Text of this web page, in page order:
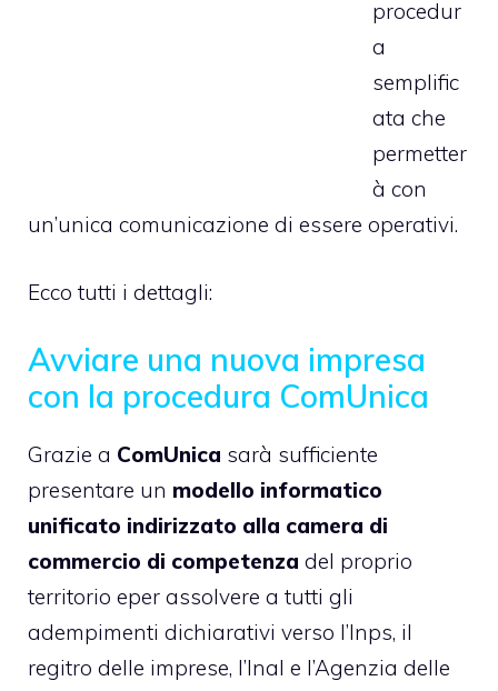
procedur
a
semplific
ata che
permetter
à con
un’unica comunicazione di essere operativi.
Ecco tutti i dettagli:
Avviare una nuova impresa
con la procedura ComUnica
Grazie a ComUnica sarà sufficiente
presentare un modello informatico
unificato indirizzato alla camera di
commercio di competenza del proprio
territorio eper assolvere a tutti gli
adempimenti dichiarativi verso l’Inps, il
regitro delle imprese, l’Inal e l’Agenzia delle